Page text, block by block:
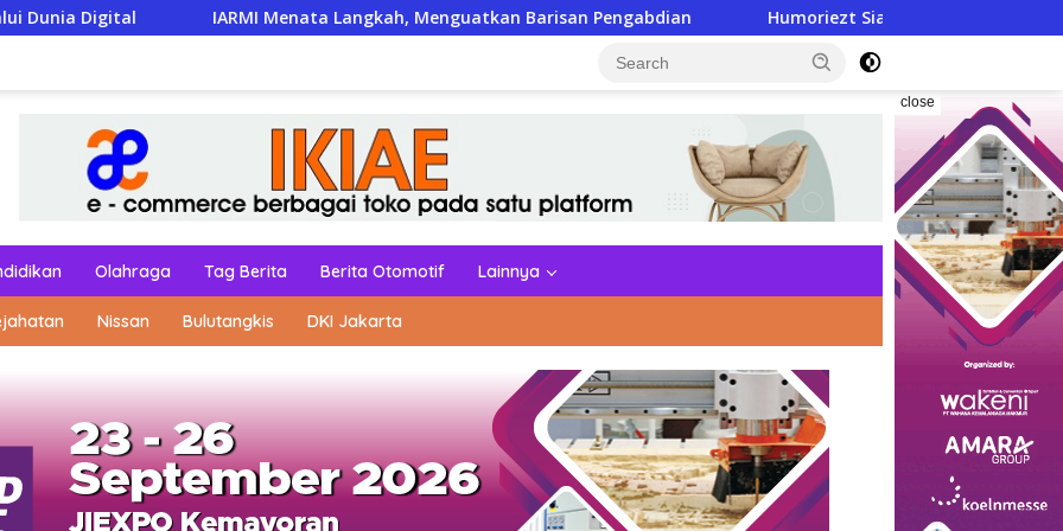
IARMI Menata Langkah, Menguatkan Barisan Pengabdian Humoriezt Siap Jadi Garda Depan Jaga Kamtibmas di
close
Olahraga Tag Berita Berita Otomotif Lainnya
Nissan Bulutangkis DKI Jakarta